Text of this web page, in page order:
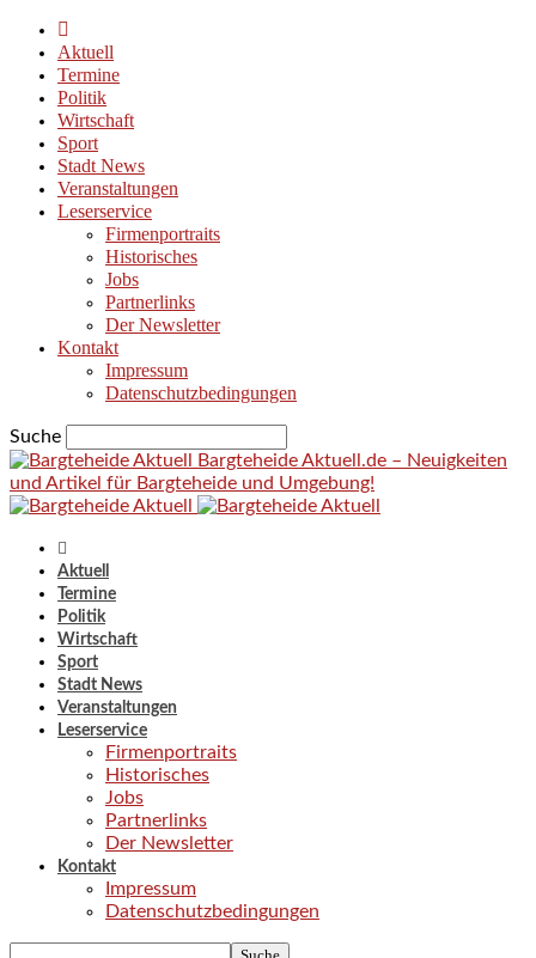
Aktuell
Termine
Politik
Wirtschaft
Sport
Stadt News
Veranstaltungen
Leserservice
Firmenportraits
Historisches
Jobs
Partnerlinks
Der Newsletter
Kontakt
Impressum
Datenschutzbedingungen
Suche
Bargteheide Aktuell.de – Neuigkeiten
und Artikel für Bargteheide und Umgebung!
Aktuell
Termine
Politik
Wirtschaft
Sport
Stadt News
Veranstaltungen
Leserservice
Firmenportraits
Historisches
Jobs
Partnerlinks
Der Newsletter
Kontakt
Impressum
Datenschutzbedingungen